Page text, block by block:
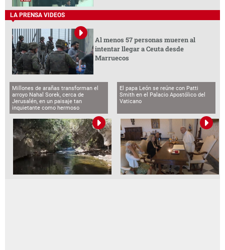
LA PRENSA VIDEOS
Al menos 57 personas mueren al
intentar llegar a Ceuta desde
Marruecos
Millones de arañas transforman el
arroyo Nahal Sorek, cerca de
Jerusalén, en un paisaje tan
inquietante como hermoso
El papa León se reúne con Patti
Smith en el Palacio Apostólico del
Vaticano